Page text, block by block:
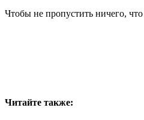
Чтобы не пропустить ничего,
Читайте также: